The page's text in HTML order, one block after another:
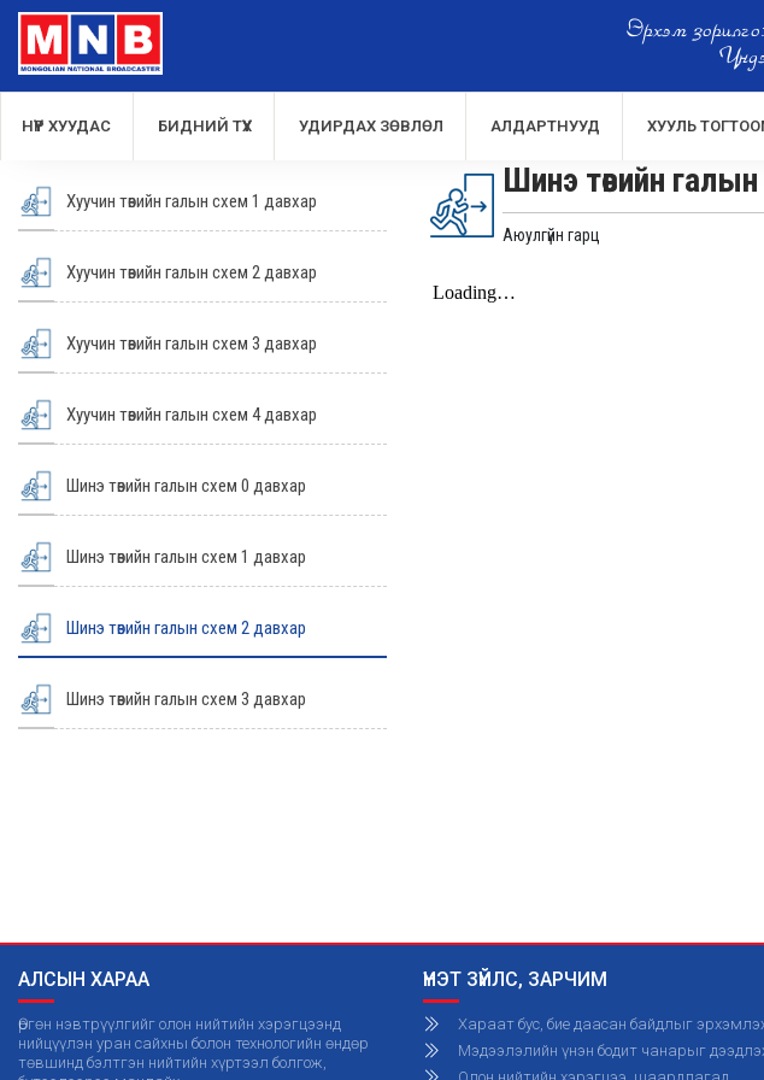
Эрхэм зорилго:
НҮҮР ХУУДАС БИДНИЙ ТҮҮХ УДИРДАХ ЗӨВЛӨЛ АЛДАРТНУУД ХУУЛЬ
Хуучин төвийн галын схем 1 давхар
Хуучин төвийн галын схем 2 давхар
Хуучин төвийн галын схем 3 давхар
Хуучин төвийн галын схем 4 давхар
Шинэ төвийн галын схем 0 давхар
Шинэ төвийн галын схем 1 давхар
Шинэ төвийн галын схем 2 давхар
Шинэ төвийн галын схем 3 давхар
Шинэ төвийн
Аюулгүйн гарц
АЛСЫН ХАРАА
Өргөн нэвтрүүлгийг олон нийтийн хэрэгцээнд
нийцүүлэн уран сайхны болон технологийн өндөр
төвшинд бэлтгэн нийтийн хүртээл болгож,
ҮНЭТ ЗҮЙЛС, ЗАРЧИМ
Хараат бус, бие даасан байдлыг
Мэдээлэлийн үнэн бодит чанарыг